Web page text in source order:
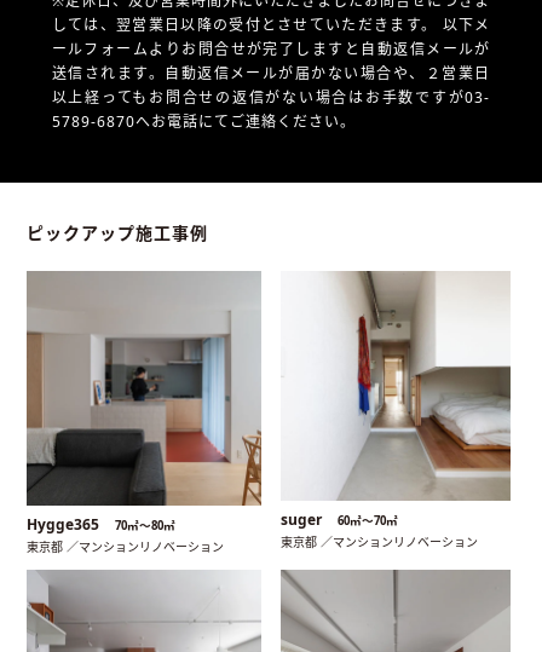
しては、翌営業日以降の受付とさせていただきます。 以下メ
ールフォームよりお問合せが完了しますと自動返信メールが
送信されます。自動返信メールが届かない場合や、
２営業日
以上経ってもお問合せの返信がない場合はお手数ですが03-
5789-6870へお電話にてご連絡ください。
ピックアップ施工事例
Hygge365 70㎡〜80㎡
東京都 ／マンションリノベーション
suger 60㎡〜70㎡
東京都 ／マンションリノベーション